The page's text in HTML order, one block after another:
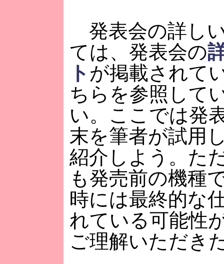
発表会の詳し
ては、発表会の
ト が掲載されて
ちらを参照して
い。ここでは発
末を筆者が試用
紹介しよう。た
も発売前の機種
時には最終的な
れている可能性
ご理解いただき